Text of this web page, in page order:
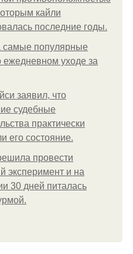
кайли
последние годы.
самые популярные
ежедневном уходе за
заявил, что
судебные
практически
его состояние.
провести
эксперимент и на
30 дней питалась